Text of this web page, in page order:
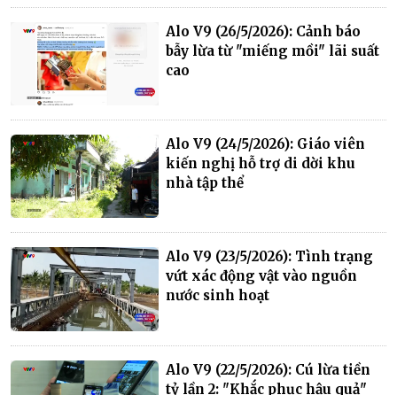
Alo V9 (26/5/2026): Cảnh báo
bẫy lừa từ "miếng mồi" lãi suất
cao
Alo V9 (24/5/2026): Giáo viên
kiến nghị hỗ trợ di dời khu
nhà tập thể
Alo V9 (23/5/2026): Tình trạng
vứt xác động vật vào nguồn
nước sinh hoạt
Alo V9 (22/5/2026): Cú lừa tiền
tỷ lần 2: "Khắc phục hậu quả"